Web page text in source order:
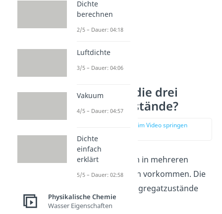
Wie heißen die drei
Aggregatzustände?
zur Stelle im Video springen
Viele Stoffe können in mehreren
Aggregatzuständen vorkommen. Die
drei klassischen Aggregatzustände
sind:
Dichte
berechnen
2/5 – Dauer: 04:18
Luftdichte
3/5 – Dauer: 04:06
Vakuum
4/5 – Dauer: 04:57
Dichte
einfach
erklärt
5/5 – Dauer: 02:58
Physikalische Chemie
Wasser Eigenschaften